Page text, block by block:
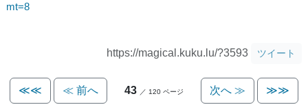
mt=8
https://magical.kuku.lu/?3593 ツイート
≪≪ ≪ 前へ 43 ／ 120 ページ 次へ ≫ ≫≫